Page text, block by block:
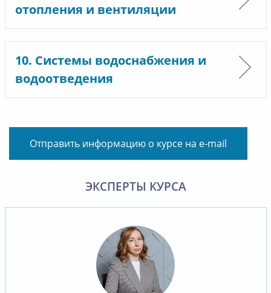
отопления и вентиляции
10. Системы водоснабжения и
водоотведения
Отправить информацию о курсе на e-mail
ЭКСПЕРТЫ КУРСА